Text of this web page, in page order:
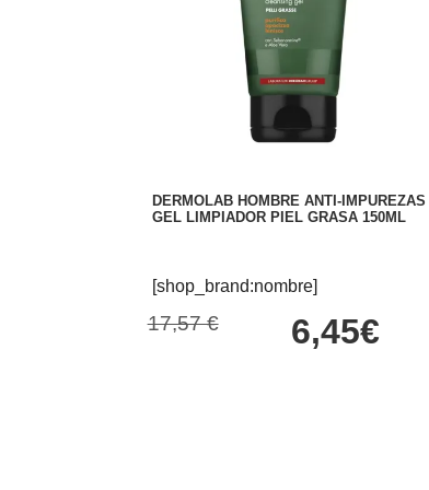
DERMOLAB HOMBRE ANTI-IMPUREZAS
GEL LIMPIADOR PIEL GRASA 150ML
[shop_brand:nombre]
17,57 € 6,45€